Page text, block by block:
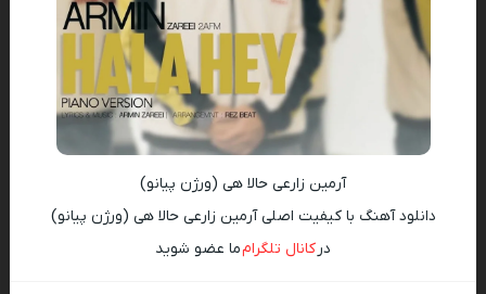
آرمین زارعی حالا هی (ورژن پیانو)
دانلود آهنگ با کیفیت اصلی آرمین زارعی حالا هی (ورژن پیانو)
درکانال تلگرامما عضو شوید